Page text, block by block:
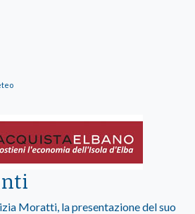
Moratti, la presentazione del suo